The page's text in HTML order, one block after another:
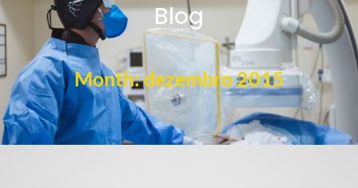
Blog
Month: dezembro 2015